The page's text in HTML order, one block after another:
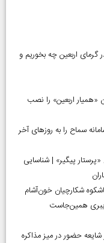
تغذیه‌ای برای زائران اربعین ۱۴۰۵ | در گرمای اربعین چه بخوریم و
«همیار اربعین» را نصب
| ثبت‌نام در سامانه سماح را به روز‌های آخر
«پرستار پیگیر» | شناسایی
همین‌جاست
حضور در میز مذاکره